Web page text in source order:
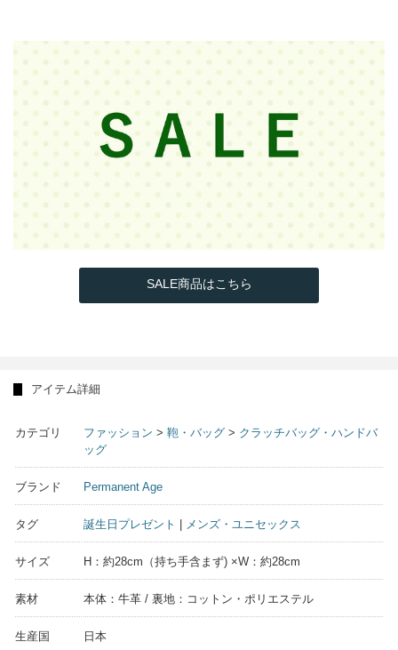
SALE商品はこちら
アイテム詳細
カテゴリ ファッション > 鞄・バッグ > クラッチバッグ・ハンドバ
ッグ
ブランド Permanent Age
タグ 誕生日プレゼント メンズ・ユニセックス
サイズ H：約28cm（持ち手含まず) ×W：約28cm
素材 本体：牛革 / 裏地：コットン・ポリエステル
生産国 日本